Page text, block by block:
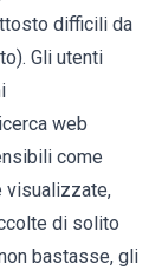
difficili da
Gli utenti
web
come
visualizzate,
di solito
bastasse, gli